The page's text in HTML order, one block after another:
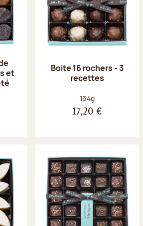
et
Boite 16 rochers - 3
recettes
Poids net :
164g
17,20 €